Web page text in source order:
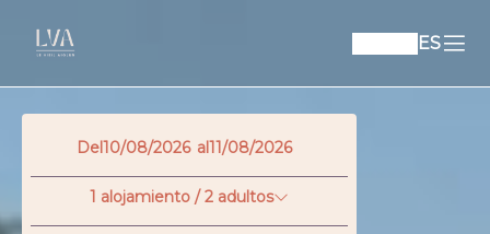
ES
Del al
1 alojamiento /2 adultos